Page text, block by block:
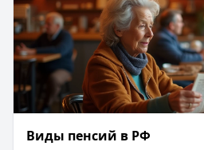
Виды пенсий в РФ